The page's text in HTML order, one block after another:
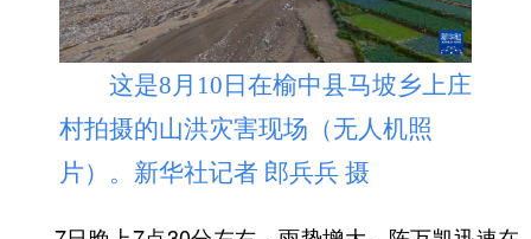
这是8月10日在榆中县马坡乡上庄
村拍摄的山洪灾害现场（无人机照
片）。新华社记者 郎兵兵 摄